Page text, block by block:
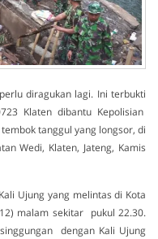
diragukan lagi. Ini terbukti
Klaten dibantu Kepolisian
tanggul yang longsor, di
Wedi, Klaten, Jateng, Kamis
Ujung yang melintas di Kota
malam sekitar pukul 22.30.
dengan Kali Ujung